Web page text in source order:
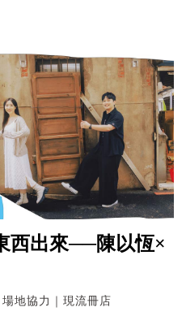
西出來──陳以恆×
地協力｜現流冊店